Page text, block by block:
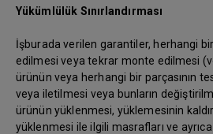
Yükümlülük Sınırlandırması
İşburada verilen garantiler, herhangi
edilmesi veya tekrar monte edilmesi
ürünün veya herhangi bir parçasının
veya iletilmesi veya bunların
ürünün yüklenmesi, yüklemesinin
yüklenmesi ile ilgili masrafları ve